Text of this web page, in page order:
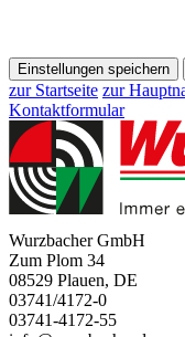
Einstellungen speichern
zur Startseite zur
Kontaktformular
Wurzbacher GmbH
Zum Plom 34
08529 Plauen, DE
03741/4172-0
03741-4172-55